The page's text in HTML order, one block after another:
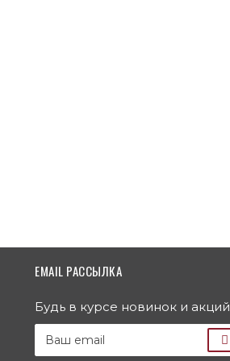
EMAIL РАССЫЛКА
Будь в курсе новинок и акций